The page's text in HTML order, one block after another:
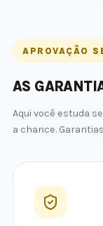
APROVAÇÃO
AS
Aqui você estuda
a chance.